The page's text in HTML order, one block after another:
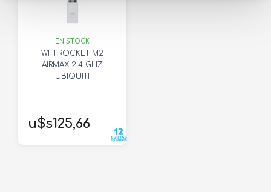
EN STOCK
WIFI ROCKET M2
AIRMAX 2.4 GHZ
UBIQUITI
u$s125,66